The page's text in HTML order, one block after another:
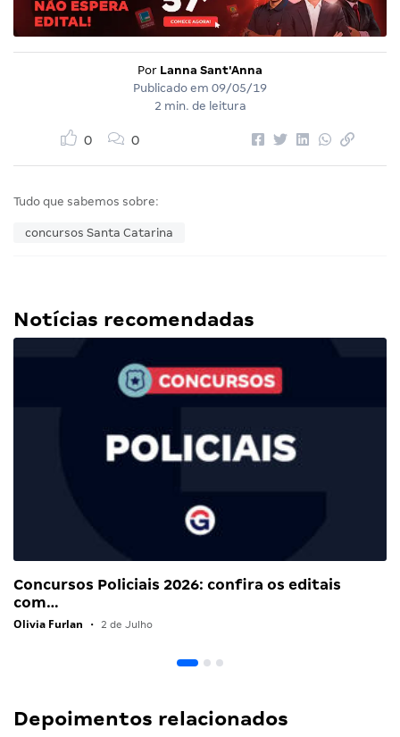
Por Lanna Sant'Anna
Publicado em 09/05/19
2 min. de leitura
0 0
Tudo que sabemos sobre:
concursos Santa Catarina
Notícias recomendadas
Concursos Policiais 2026: confira os editais
com…
Olivia Furlan • 2 de Julho
Depoimentos relacionados